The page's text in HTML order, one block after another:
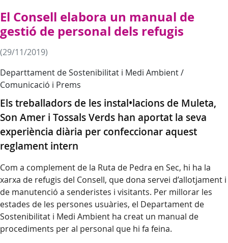
El Consell elabora un manual de
gestió de personal dels refugis
(29/11/2019)
Departtament de Sostenibilitat i Medi Ambient /
Comunicació i Prems
Els treballadors de les instal•lacions de Muleta,
Son Amer i Tossals Verds han aportat la seva
experiència diària per confeccionar aquest
reglament intern
Com a complement de la Ruta de Pedra en Sec, hi ha la
xarxa de refugis del Consell, que dona servei d’allotjament i
de manutenció a senderistes i visitants. Per millorar les
estades de les persones usuàries, el Departament de
Sostenibilitat i Medi Ambient ha creat un manual de
procediments per al personal que hi fa feina.